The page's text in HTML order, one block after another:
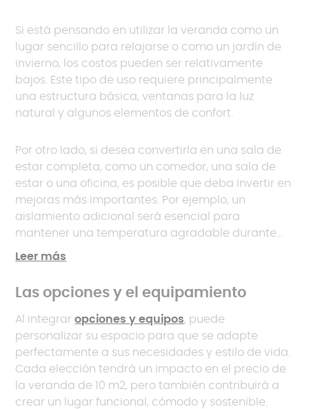
Si está pensando en utilizar la veranda como un
lugar sencillo para relajarse o como un jardín de
invierno, los costos pueden ser relativamente
bajos. Este tipo de uso requiere principalmente
una estructura básica, ventanas para la luz
natural y algunos elementos de confort.
Por otro lado, si desea convertirla en una sala de
estar completa, como un comedor, una sala de
estar o una oficina, es posible que deba invertir en
mejoras más importantes. Por ejemplo, un
aislamiento adicional será esencial para
mantener una temperatura agradable durante
todo el año. También puede ser necesario un
tanto en invierno como en verano.
Leer más
Las opciones y el equipamiento
Al integraropciones y equipos, puede
personalizar su espacio para que se adapte
perfectamente a sus necesidades y estilo de vida.
Cada elección tendrá un impacto en el precio de
la veranda de 10 m2, pero también contribuirá a
crear un lugar funcional, cómodo y sostenible.